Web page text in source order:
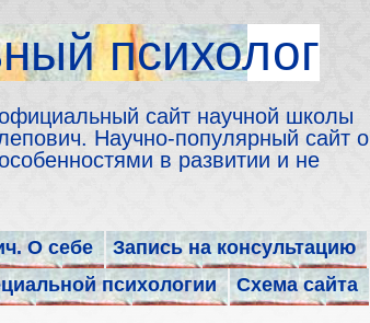
психолог
сайт научной школы
Научно-популярный сайт о
в развитии и не
О себе
Запись на консультацию
психологии Схема сайта